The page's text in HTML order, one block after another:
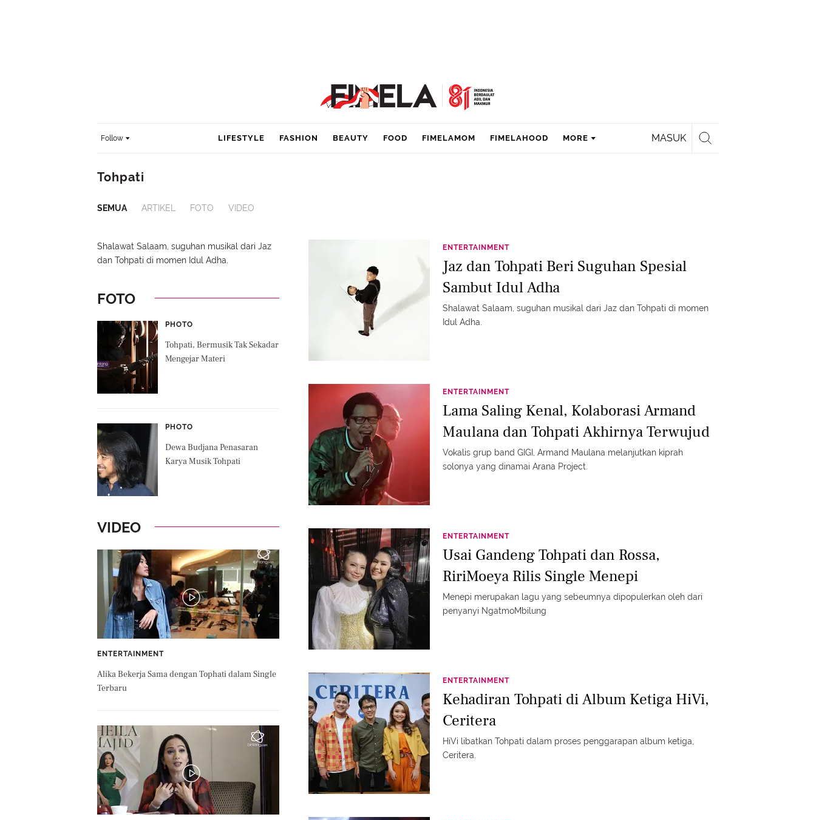
Follow MASUK
LIFESTYLE FASHION BEAUTY FOOD FIMELAMOM FIMELAHOOD MORE
Tohpati
SEMUA ARTIKEL FOTO VIDEO
Shalawat Salaam, suguhan musikal dari Jaz
dan Tohpati di momen Idul Adha.
FOTO
PHOTO
Tohpati, Bermusik Tak Sekadar
Mengejar Materi
PHOTO
Dewa Budjana Penasaran
Karya Musik Tohpati
VIDEO
ENTERTAINMENT
Alika Bekerja Sama dengan Tophati dalam Single
Terbaru
ENTERTAINMENT
Jaz dan Tohpati Beri Suguhan Spesial
Sambut Idul Adha
Shalawat Salaam, suguhan musikal dari Jaz dan Tohpati di momen
Idul Adha.
ENTERTAINMENT
Lama Saling Kenal, Kolaborasi Armand
Maulana dan Tohpati Akhirnya Terwujud
Vokalis grup band GIGI, Armand Maulana melanjutkan kiprah
solonya yang dinamai Arana Project.
ENTERTAINMENT
Usai Gandeng Tohpati dan Rossa,
RiriMoeya Rilis Single Menepi
Menepi merupakan lagu yang sebeumnya dipopulerkan oleh dari
penyanyi NgatmoMbilung
ENTERTAINMENT
Kehadiran Tohpati di Album Ketiga HiVi,
Ceritera
HiVi libatkan Tohpati dalam proses penggarapan album ketiga,
Ceritera.